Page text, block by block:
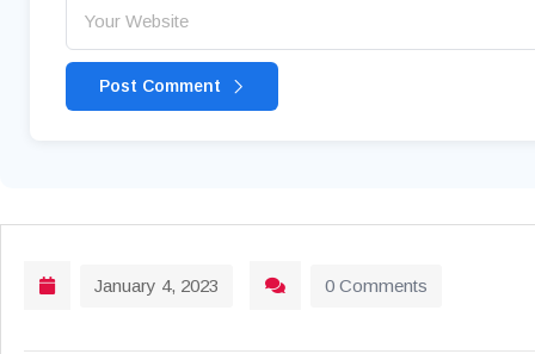
Post Comment
January 4, 2023 0 Comments